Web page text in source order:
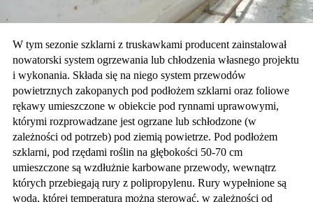
W tym sezonie szklarni z truskawkami producent zainstalował
nowatorski system ogrzewania lub chłodzenia własnego projektu
i wykonania. Składa się na niego system przewodów
powietrznych zakopanych pod podłożem szklarni oraz foliowe
rękawy umieszczone w obiekcie pod rynnami uprawowymi,
którymi rozprowadzane jest ogrzane lub schłodzone (w
zależności od potrzeb) pod ziemią powietrze. Pod podłożem
szklarni, pod rzędami roślin na głębokości 50-70 cm
umieszczone są wzdłużnie karbowane przewody, wewnątrz
których przebiegają rury z polipropylenu. Rury wypełnione są
wodą, której temperaturą można sterować, w zależności od